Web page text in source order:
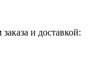
и доставкой: